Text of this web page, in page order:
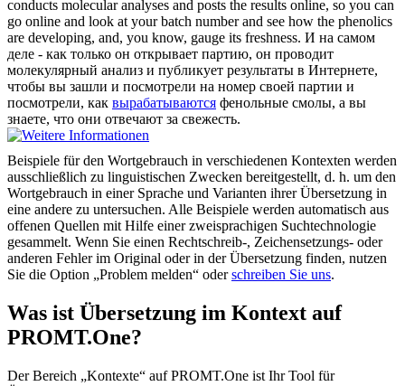
conducts molecular analyses and posts the results online, so you can
go online and look at your batch number and see how the phenolics
are developing, and, you know, gauge its freshness. И на самом
деле - как только он открывает партию, он проводит
молекулярный анализ и публикует результаты в Интернете,
чтобы вы зашли и посмотрели на номер своей партии и
посмотрели, как вырабатываются фенольные смолы, а вы
знаете, что они отвечают за свежесть.
Beispiele für den Wortgebrauch in verschiedenen Kontexten werden
ausschließlich zu linguistischen Zwecken bereitgestellt, d. h. um den
Wortgebrauch in einer Sprache und Varianten ihrer Übersetzung in
eine andere zu untersuchen. Alle Beispiele werden automatisch aus
offenen Quellen mit Hilfe einer zweisprachigen Suchtechnologie
gesammelt. Wenn Sie einen Rechtschreib-, Zeichensetzungs- oder
anderen Fehler im Original oder in der Übersetzung finden, nutzen
Sie die Option „Problem melden“ oderschreiben Sie uns.
Was ist Übersetzung im Kontext auf
PROMT.One?
Der Bereich „Kontexte“ auf PROMT.One ist Ihr Tool für